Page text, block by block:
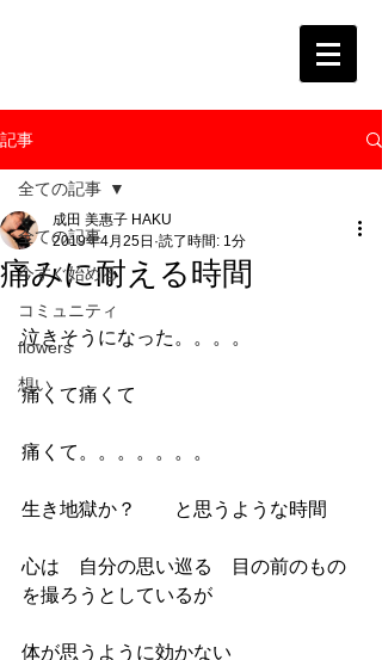
記事
全ての記事
今すぐ始める
コミュニティ
flowers
想い
全ての記事
痛みに耐える時間
成田 美惠子 HAKU
2019年4月25日 読了時間: 1分
泣きそうになった。。。。
痛くて痛くて
痛くて。。。。。。。
生き地獄か？　　と思うような時間
心は　自分の思い巡る　目の前のもの
を撮ろうとしているが
体が思うように効かない